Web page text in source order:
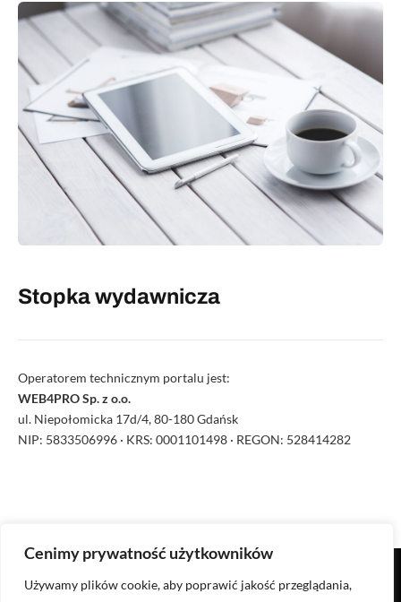
Cenimy prywatność użytkowników
Używamy plików cookie, aby poprawić jakość przeglądania,
Stopka wydawnicza
Operatorem technicznym portalu jest:
WEB4PRO Sp. z o.o.
ul. Niepołomicka 17d/4, 80-180 Gdańsk
NIP: 5833506996 · KRS: 0001101498 · REGON: 528414282